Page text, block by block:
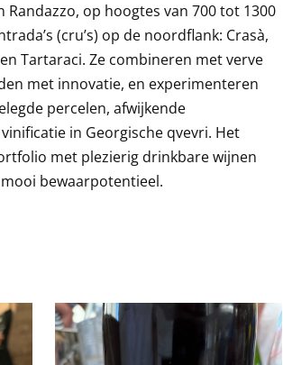
Randazzo, op hoogtes van 700 tot 1300
(cru’s) op de noordflank: Crasà,
Tartaraci. Ze combineren met verve
met innovatie, en experimenteren
percelen, afwijkende
in Georgische qvevri. Het
met plezierig drinkbare wijnen
bewaarpotentieel.